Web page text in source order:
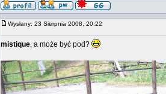
Wysłany: 23 Sierpnia 2008, 20:22
mistique, a może być pod?